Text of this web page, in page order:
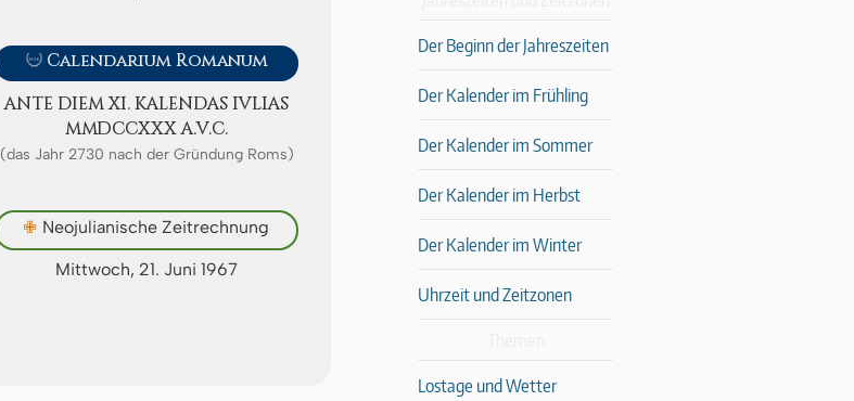
 Calendarium Romanum
ANTE DIEM XI. KA­LEN­DAS IVLIAS
ⅯⅯⅮⅭⅭⅩⅩⅩ A.V.C.
(das Jahr 2730 nach der Gründung Roms)
✙ Neojulianische Zeitrechnung
Mittwoch, 21. Juni 1967
Der Beginn der Jahreszeiten
Der Kalender im Frühling
Der Kalender im Sommer
Der Kalender im Herbst
Der Kalender im Winter
Uhrzeit und Zeitzonen
Lostage und Wetter